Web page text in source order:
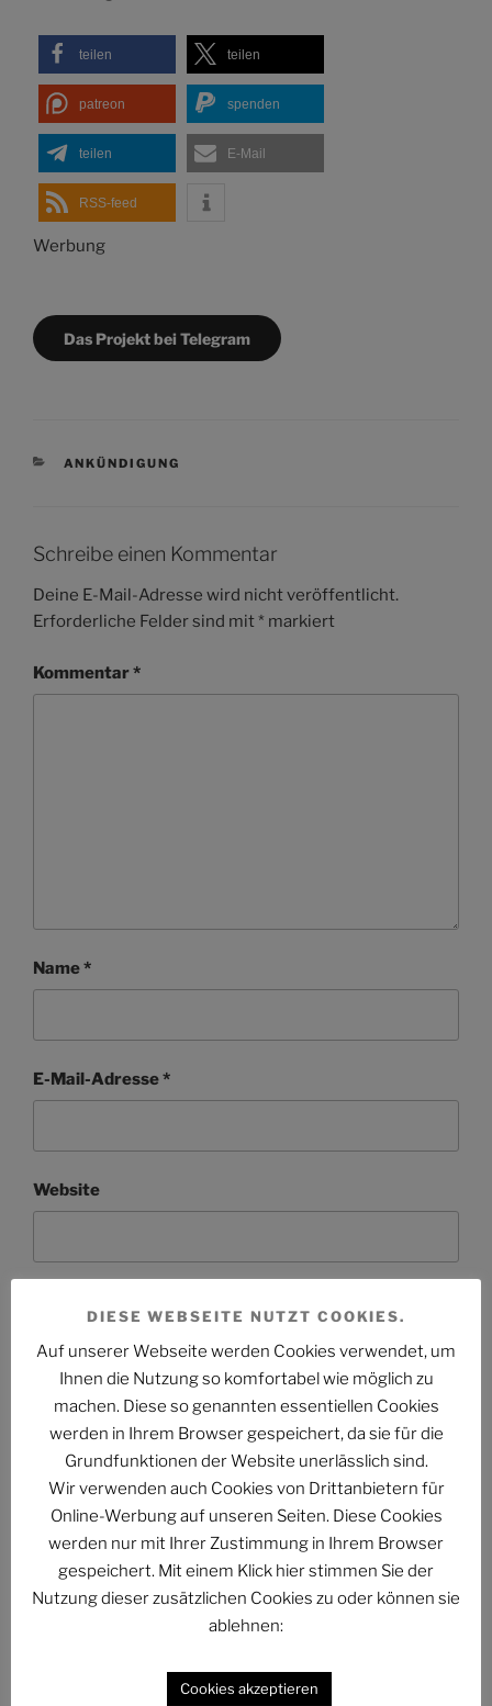
teilen teilen
patreon spenden
teilen E-Mail
RSS-feed
Werbung
Das Projekt bei Telegram
KATEGORIEN
ANKÜNDIGUNG
Schreibe einen Kommentar
Deine E-Mail-Adresse wird nicht veröffentlicht.
Erforderliche Felder sind mit* markiert
Kommentar*
Name*
E-Mail-Adresse*
Website
Beitragsnavigation
Vorheriger
Beitrag
ZURÜCK
STAR WARS, Herr der Ringe und Michael Moore
Nächster
Beitrag
WEITER
Ein Satz zum Thema…
Folge uns im Fediverse
DIESE WEBSEITE NUTZT COOKIES.
Auf unserer Webseite werden Cookies verwendet, um
Ihnen die Nutzung so komfortabel wie möglich zu
machen. Diese so genannten essentiellen Cookies
werden in Ihrem Browser gespeichert, da sie für die
Grundfunktionen der Website unerlässlich sind.
Wir verwenden auch Cookies von Drittanbietern für
Online-Werbung auf unseren Seiten. Diese Cookies
werden nur mit Ihrer Zustimmung in Ihrem Browser
gespeichert. Mit einem Klick hier stimmen Sie der
Nutzung dieser zusätzlichen Cookies zu oder können sie
ablehnen:
Cookies akzeptieren